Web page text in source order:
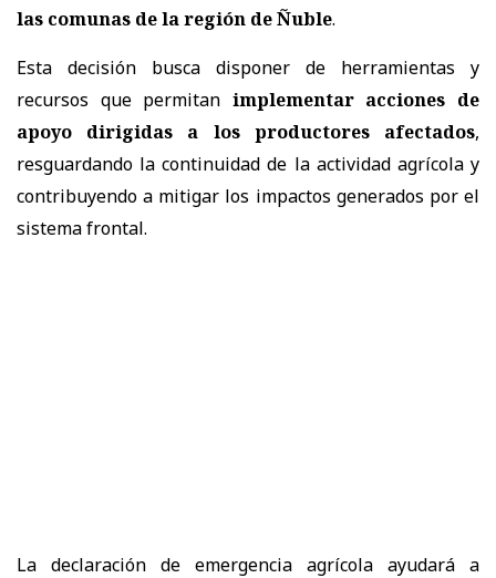
las comunas de la región de Ñuble.
Esta decisión busca disponer de herramientas y
recursos que permitan implementar acciones de
apoyo dirigidas a los productores afectados,
resguardando la continuidad de la actividad agrícola y
contribuyendo a mitigar los impactos generados por el
sistema frontal.
La declaración de emergencia agrícola ayudará a